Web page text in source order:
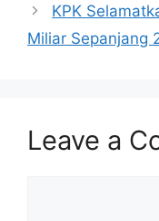
KPK
Miliar Sepanjang
Leave a